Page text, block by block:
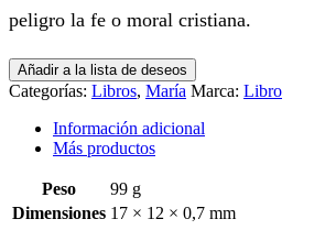
peligro la fe o moral cristiana.
Añadir a la lista de deseos
Categorías: Libros, María Marca: Libro
Información adicional
Más productos
Peso
99 g
Dimensiones 17 × 12 × 0,7 mm